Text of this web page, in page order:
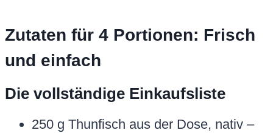
Zutaten für 4 Portionen: Frisch
und einfach
Die vollständige Einkaufsliste
250 g Thunfisch aus der Dose, nativ –